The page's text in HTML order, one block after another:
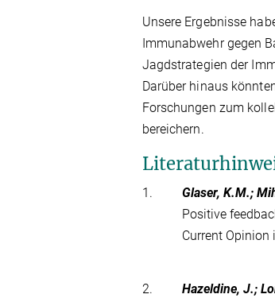
Unsere Ergebnisse
Immunabwehr gegen
Jagdstrategien der
Darüber hinaus
Forschungen zum
bereichern.
1.
Glaser, K.M.;
Positive
Current Opinion
2.
Hazeldine, J.;